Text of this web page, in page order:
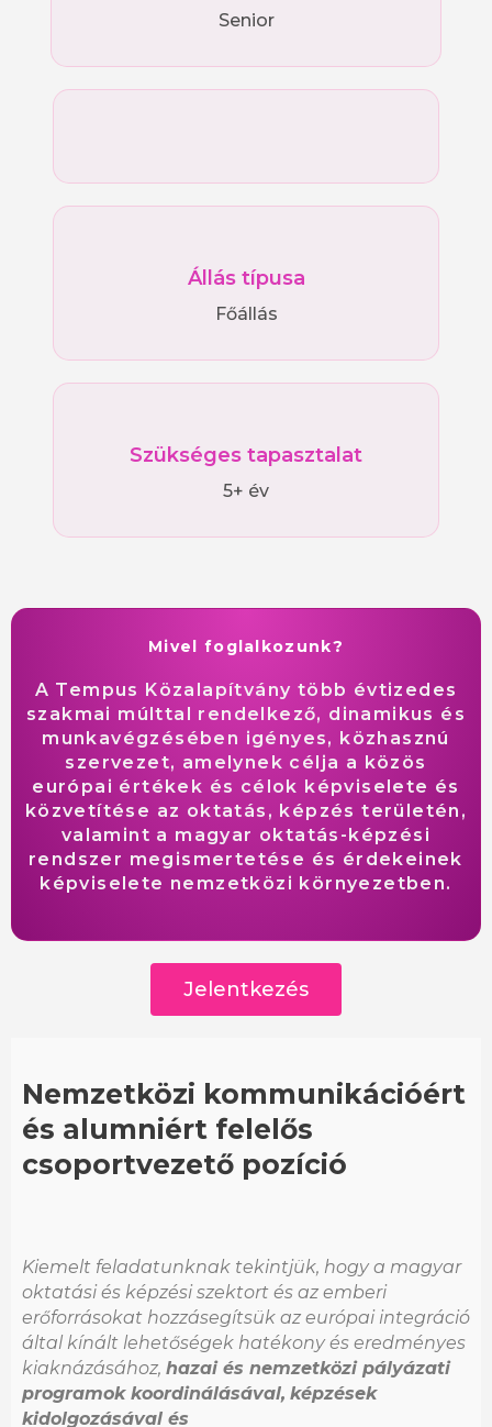
Senior
Állás típusa
Főállás
Szükséges tapasztalat
5+ év
Mivel foglalkozunk?
A Tempus Közalapítvány több évtizedes
szakmai múlttal rendelkező, dinamikus és
munkavégzésében igényes, közhasznú
szervezet, amelynek célja a közös
európai értékek és célok képviselete és
közvetítése az oktatás, képzés területén,
valamint a magyar oktatás-képzési
rendszer megismertetése és érdekeinek
képviselete nemzetközi környezetben.
Jelentkezés
Nemzetközi kommunikációért
és alumniért felelős
csoportvezető pozíció
Kiemelt feladatunknak tekintjük, hogy a magyar
oktatási és képzési szektort és az emberi
erőforrásokat hozzásegítsük az európai integráció
által kínált lehetőségek hatékony és eredményes
kiaknázásához, hazai és nemzetközi pályázati
programok koordinálásával, képzések
kidolgozásával és